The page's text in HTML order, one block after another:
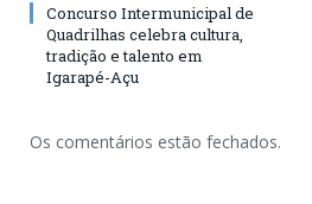
Concurso Intermunicipal de
Quadrilhas celebra cultura,
tradição e talento em
Igarapé-Açu
Os comentários estão fechados.